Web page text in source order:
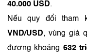
40.000 USD.
Nếu quy đổi tham
VND/USD, vùng giá
đương khoảng 632